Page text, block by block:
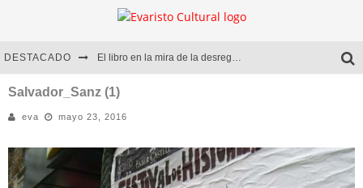
DESTACADO El libro en la mira de la desregulación
Marcelo Rubio | El llovedor
Diego Meret | Hotel Acapulco
Alejandra Correa | La nieve
Salvador_Sanz (1)
eva mayo 23, 2016